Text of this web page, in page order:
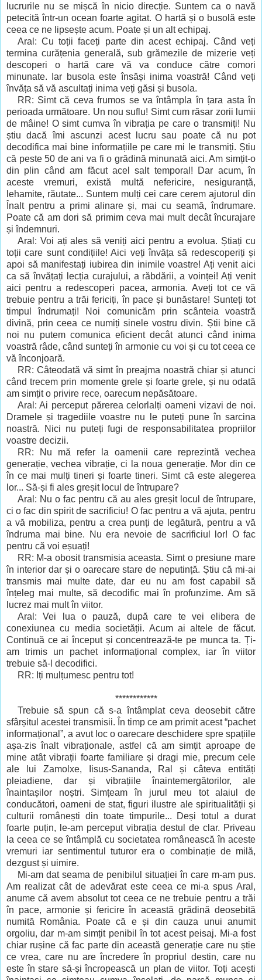
lucrurile nu se mișcă în nicio direcție. Suntem ca o navă
petecită într-un ocean foarte agitat. O hartă și o busolă este
ceea ce ne lipsește acum. Poate și un alt echipaj.
Aral: Cu toții faceți parte din acest echipaj. Când veți
termina curățenia generală, sub grămezile de mizerie veți
descoperi o hartă care vă va conduce către comori
minunate. Iar busola este însăși inima voastră! Când veți
învăța să vă ascultați inima veți găsi și busola.
RR: Simt că ceva frumos se va întâmpla în țara asta în
perioada următoare. Un nou suflu! Simt cum răsar zorii lumii
de mâine! O simt cumva în vibrația pe care o transmiți! Nu
știu dacă îmi ascunzi acest lucru sau poate că nu pot
decodifica mai bine informațiile pe care mi le transmiți. Știu
că peste 50 de ani va fi o grădină minunată aici. Am simțit-o
din plin când am făcut acel salt temporal! Dar acum, în
aceste vremuri, există multă nefericire, nesiguranță,
lehamite, răutate... Suntem mulți cei care cerem ajutorul din
Înalt pentru a primi alinare și, mai cu seamă, îndrumare.
Poate că am dori să primim ceva mai mult decât încurajare
și îndemnuri.
Aral: Voi ați ales să veniți aici pentru a evolua. Știați cu
toții care sunt condițiile! Aici veți învăța să redescoperiți și
apoi să manifestați iubirea din inimile voastre! Ați venit aici
ca să învățați lecția curajului, a răbdării, a voinței! Ați venit
aici pentru a redescoperi pacea, armonia. Aveți tot ce vă
trebuie pentru a trăi fericiți, în pace și bunăstare! Sunteți tot
timpul îndrumați! Noi comunicăm prin scânteia voastră
divină, prin ceea ce numiți sinele vostru divin. Știi bine că
noi nu putem comunica eficient decât atunci când inima
voastră râde, când sunteți în armonie cu voi și cu tot ceea ce
vă înconjoară.
RR: Câteodată vă simt în preajma noastră chiar și atunci
când trecem prin momente grele și foarte grele, și nu odată
am simțit o privire rece, oarecum nepăsătoare.
Aral: Ai perceput părerea celorlalți oameni vizavi de noi.
Dramele și tragediile voastre nu le puteți pune în sarcina
noastră. Nici nu puteți fugi de responsabilitatea propriilor
voastre decizii.
RR: Nu mă refer la oamenii care reprezintă vechea
generație, vechea vibrație, ci la noua generație. Mor din ce
în ce mai mulți tineri și foarte tineri. Simt că este alegerea
lor... Să-și fi ales greșit locul de întrupare?
Aral: Nu o fac pentru că au ales greșit locul de întrupare,
ci o fac din spirit de sacrificiu! O fac pentru a vă ajuta, pentru
a vă mobiliza, pentru a crea punți de legătură, pentru a vă
îndruma mai bine. Nu era nevoie de sacrificiul lor! O fac
pentru că voi eșuați!
RR: M-a obosit transmisia aceasta. Simt o presiune mare
în interior dar și o oarecare stare de neputință. Știu că mi-ai
transmis mai multe date, dar eu nu am fost capabil să
înțeleg mai multe, să decodific mai în profunzime. Am să
lucrez mai mult în viitor.
Aral: Vei lua o pauză, după care te vei elibera de
conexiunea cu media societății. Acum ai altele de făcut.
Continuă ce ai început și concentrează-te pe munca ta. Ți-
am trimis un pachet informațional complex, iar în viitor
trebuie să-l decodifici.
RR: Iți mulțumesc pentru tot!
************
Trebuie să spun că s-a întâmplat ceva deosebit către
sfârșitul acestei transmisii. În timp ce am primit acest“pachet
informațional”, a avut loc o oarecare deschidere spre spațiile
așa-zis înalt vibraționale, astfel că am simțit aproape de
mine atât vibrații foarte familiare și dragi mie, precum cele
ale lui Zamolxe, Iisus-Sananda, Ral și câteva entități
pleiadiene, dar și vibrațiile înaintemergătorilor, ale
înaintașilor noștri. Simțeam în jurul meu tot alaiul de
conducători, oameni de stat, figuri ilustre ale spiritualității și
culturii românești din toate timpurile... Deși totul a durat
foarte puțin, le-am perceput vibrația destul de clar. Priveau
la ceea ce se întâmplă cu societatea românească în aceste
vremuri iar sentimentul tuturor era o combinație de milă,
dezgust și uimire.
Mi-am dat seama de penibilul situației în care m-am pus.
Am realizat cât de adevărat este ceea ce mi-a spus Aral,
anume că avem absolut tot ceea ce ne trebuie pentru a trăi
în pace, armonie și fericire în această grădină deosebită
numită România. Poate că e și din cauza unui anumit
orgoliu, dar m-am simțit penibil în tot acest peisaj. Mi-a fost
chiar rușine că fac parte din această generație care nu știe
ce vrea, care nu are încredere în propriul destin, care nu
este în stare să-și încropească un plan de viitor. Toți acești